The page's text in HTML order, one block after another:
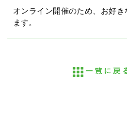
オンライン開催のため、お好
ます。
一覧に戻